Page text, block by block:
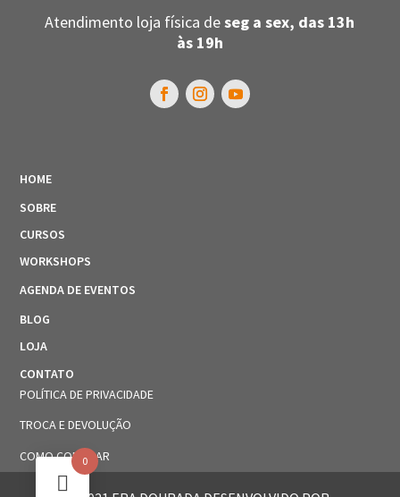
Atendimento loja física deseg a sex, das 13h
às 19h
HOME
SOBRE
CURSOS
WORKSHOPS
AGENDA DE EVENTOS
BLOG
LOJA
CONTATO
POLÍTICA DE PRIVACIDADE
TROCA E DEVOLUÇÃO
COMO COMPRAR
0